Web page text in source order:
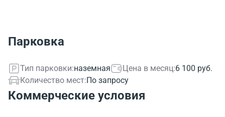
Парковка
Тип парковки:наземная Цена в месяц:6 100 руб.
Количество мест:По запросу
Коммерческие условия